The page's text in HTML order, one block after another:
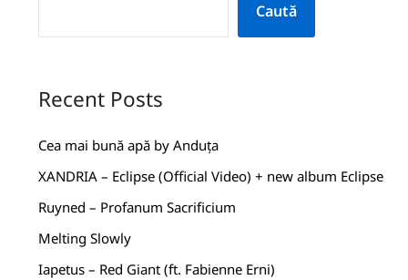
Caută
Recent Posts
Cea mai bună apă by Anduța
XANDRIA – Eclipse (Official Video) + new album Eclipse
Ruyned – Profanum Sacrificium
Melting Slowly
Iapetus – Red Giant (ft. Fabienne Erni)